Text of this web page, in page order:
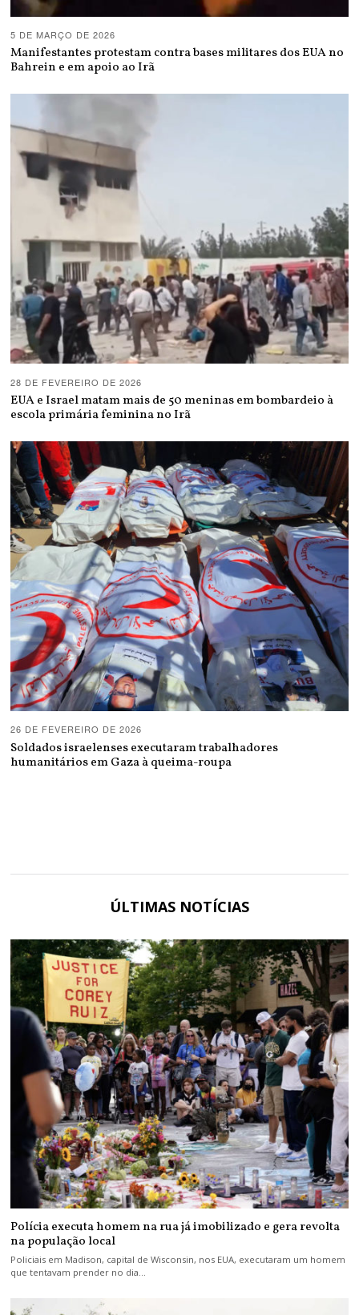
5 DE MARÇO DE 2026
Manifestantes protestam contra bases militares dos EUA no
Bahrein e em apoio ao Irã
28 DE FEVEREIRO DE 2026
EUA e Israel matam mais de 50 meninas em bombardeio à
escola primária feminina no Irã
26 DE FEVEREIRO DE 2026
Soldados israelenses executaram trabalhadores
humanitários em Gaza à queima-roupa
ÚLTIMAS NOTÍCIAS
Polícia executa homem na rua já imobilizado e gera revolta
na população local
Policiais em Madison, capital de Wisconsin, nos EUA, executaram um homem
que tentavam prender no dia…